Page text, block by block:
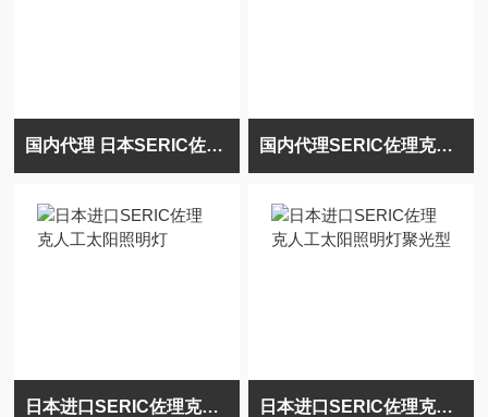
国内代理 日本SERIC佐理克光纤光源装置 国内代理SERIC佐理克人工太阳照明灯
日本进口SERIC佐理克人工太阳照明灯 日本进口SERIC佐理克人工太阳照明灯聚光型